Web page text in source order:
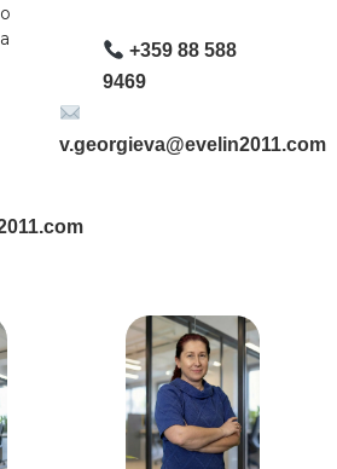
+359 88 588
9469
v.georgieva@evelin2011.com